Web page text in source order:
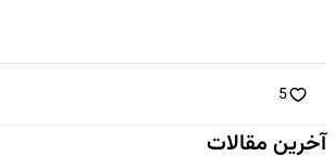
5
آخرین مقالات